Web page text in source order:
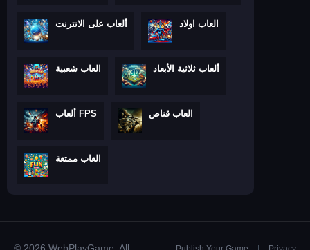
ألعاب على الانترنت العاب اولاد
العاب شعبية ألعاب ثلاثية الأبعاد
ألعاب FPS العاب قناص
العاب ممتعة